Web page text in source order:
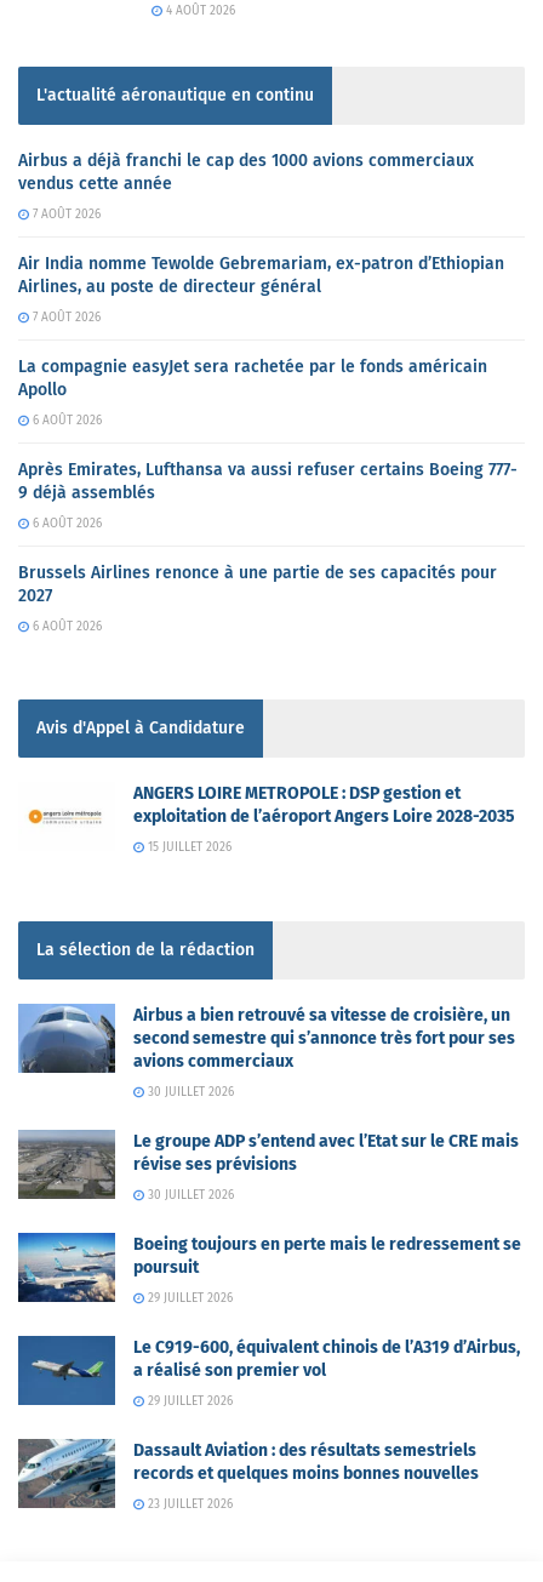
4 AOÛT 2026
L'actualité aéronautique en continu
Airbus a déjà franchi le cap des 1000 avions commerciaux
vendus cette année
7 AOÛT 2026
Air India nomme Tewolde Gebremariam, ex-patron d’Ethiopian
Airlines, au poste de directeur général
7 AOÛT 2026
La compagnie easyJet sera rachetée par le fonds américain
Apollo
6 AOÛT 2026
Après Emirates, Lufthansa va aussi refuser certains Boeing 777-
9 déjà assemblés
6 AOÛT 2026
Brussels Airlines renonce à une partie de ses capacités pour
2027
6 AOÛT 2026
Avis d'Appel à Candidature
ANGERS LOIRE METROPOLE : DSP gestion et
exploitation de l’aéroport Angers Loire 2028-2035
15 JUILLET 2026
La sélection de la rédaction
Airbus a bien retrouvé sa vitesse de croisière, un
second semestre qui s’annonce très fort pour ses
avions commerciaux
30 JUILLET 2026
Le groupe ADP s’entend avec l’Etat sur le CRE mais
révise ses prévisions
30 JUILLET 2026
Boeing toujours en perte mais le redressement se
poursuit
29 JUILLET 2026
Le C919-600, équivalent chinois de l’A319 d’Airbus,
a réalisé son premier vol
29 JUILLET 2026
Dassault Aviation : des résultats semestriels
records et quelques moins bonnes nouvelles
23 JUILLET 2026